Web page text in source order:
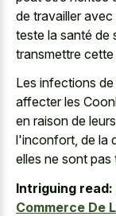
de travailler
teste la santé de
transmettre cette
Les infections
affecter les
en raison de
l'inconfort, de la
elles ne sont pas
Intriguing read:
Commerce De